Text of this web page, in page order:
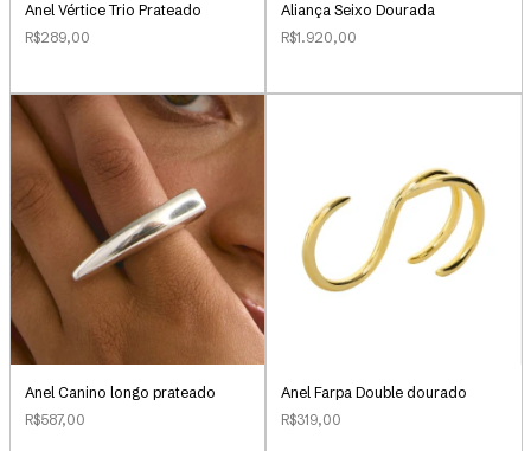
Anel Vértice Trio Prateado
R$289,00
Aliança Seixo Dourada
R$1.920,00
Anel Canino longo prateado
R$587,00
Anel Farpa Double dourado
R$319,00